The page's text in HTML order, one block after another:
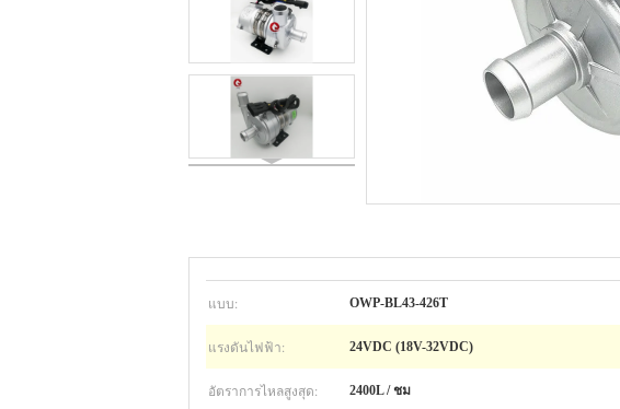
แบบ: OWP-BL43-426T
แรงดันไฟฟ้า: 24VDC (18V-32VDC)
อัตราการไหลสูงสุด: 2400L / ชม